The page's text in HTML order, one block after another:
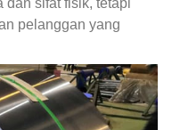
dan sifat fisik, tetapi
pelanggan yang